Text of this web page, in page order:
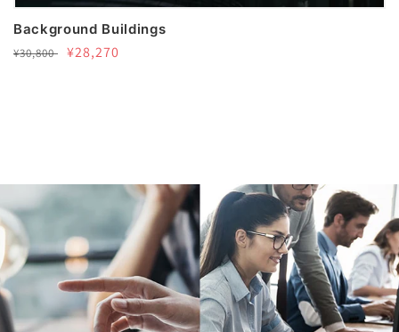
Background Buildings
通
¥30,800 セ
¥28,270